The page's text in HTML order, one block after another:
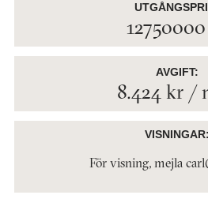
AVGIFT:
8.424 kr /
VISNINGAR:
För visning, mejla